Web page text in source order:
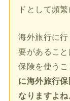
ドとして頻
海外旅行に
要があるこ
保険を使うこ
に海外旅行
なりますよね